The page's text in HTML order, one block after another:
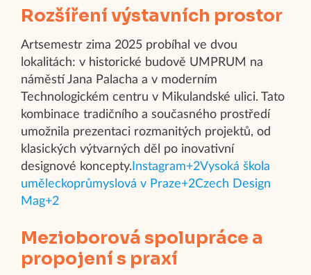
Rozšíření výstavních prostor
Artsemestr zima 2025 probíhal ve dvou
lokalitách: v historické budově UMPRUM na
náměstí Jana Palacha a v moderním
Technologickém centru v Mikulandské ulici. Tato
kombinace tradičního a současného prostředí
umožnila prezentaci rozmanitých projektů, od
klasických výtvarných děl po inovativní
designové koncepty.​ Instagram+2Vysoká škola
uměleckoprůmyslová v Praze+2Czech Design
Mag+2
Mezioborová spolupráce a
propojení s praxí